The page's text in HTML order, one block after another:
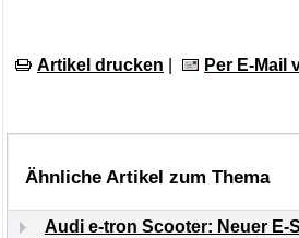
Artikel drucken Per E-Mail
Ähnliche Artikel zum Thema
Audi e-tron Scooter: Neuer E-